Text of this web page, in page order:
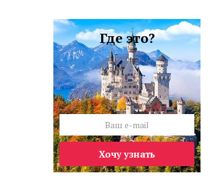
Где это?
Хочу узнать